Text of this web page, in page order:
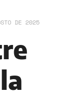
DE 2025